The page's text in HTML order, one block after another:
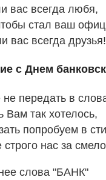
вас всегда любя,
стал ваш
вас всегда друзья!
с Днем
передать в
Вам так хотелось,
попробуем в
нас за
слова "БАНК"